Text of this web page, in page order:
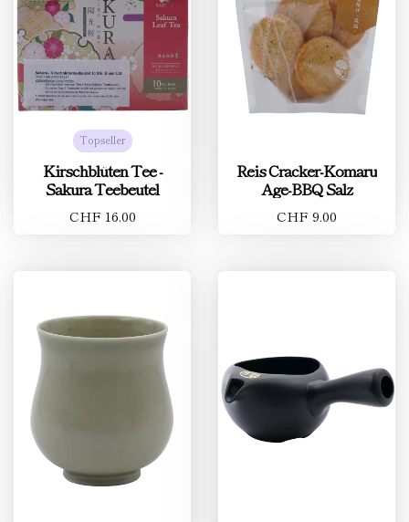
Topseller
Kirschblüten Tee -
Sakura Teebeutel
CHF 16.00
Reis Cracker-Komaru
Age-BBQ Salz
CHF 9.00